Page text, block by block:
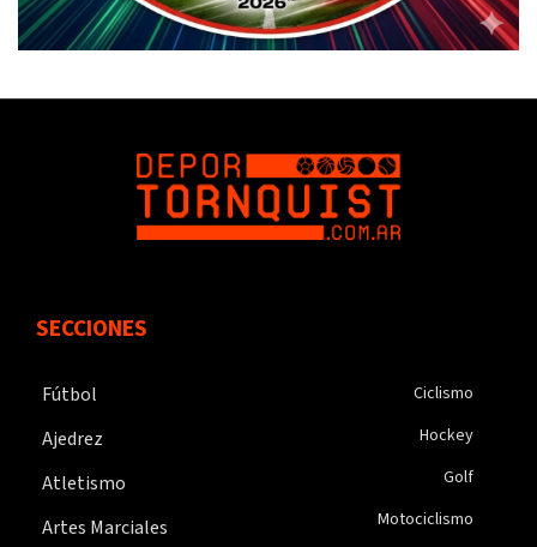
SECCIONES
Fútbol
Ajedrez
Atletismo
Artes Marciales
Ciclismo
Hockey
Golf
Motociclismo